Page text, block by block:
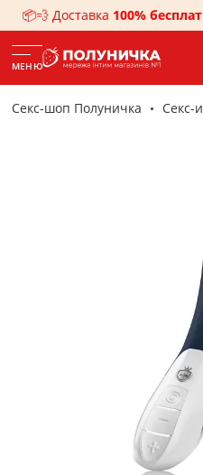
📦💨 Доставка 100%
МЕНЮ
Секс-шоп Полуничка Секс-